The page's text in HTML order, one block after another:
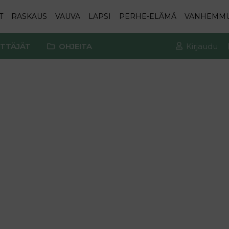
RASKAUS VAUVA LAPSI PERHE-ELÄMÄ
OHJEITA Kirjaudu